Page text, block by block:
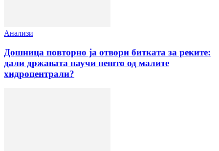
Анализи
Дошница повторно ја отвори битката за реките:
дали државата научи нешто од малите
хидроцентрали?